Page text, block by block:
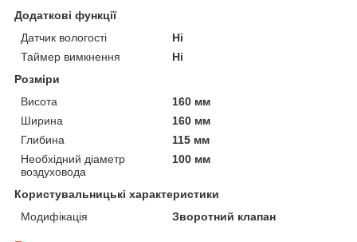
Додаткові функції
Датчик вологості
Ні
Таймер вимкнення
Ні
Розміри
Висота
160 мм
Ширина
160 мм
Глибина
115 мм
Необхідний діаметр
воздуховода
100 мм
Користувальницькі характеристики
Модифікація
Зворотний клапан